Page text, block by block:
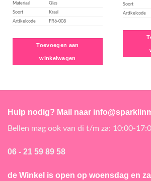
Materiaal
Glas
Soort
Kraal
Artikelcode
FR6-008
Toevoegen aan
winkelwagen
Soort
Artikelcode
Hulp nodig? Mail naar
Bellen mag ook van di t/m za: 10:00-
06 - 21 59 89 58
de Winkel is open op woensdag en